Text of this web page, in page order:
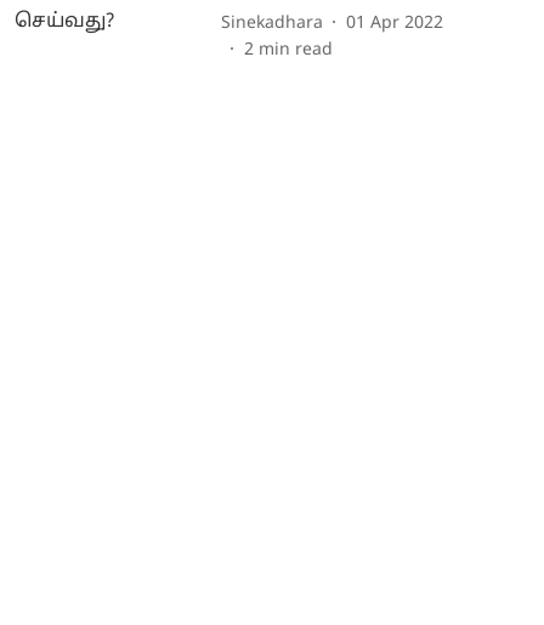
Sinekadhara
01 Apr 2022
2 min read